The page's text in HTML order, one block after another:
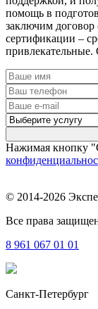
помощь в
заключим договор
сертификации –
привлекательные.
Нажимая кнопку
© 2014-2026
Все права
8 961 067 01 01
Санкт-Петербург